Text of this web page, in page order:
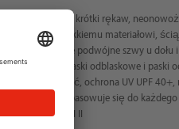
widoczności, krótki rękaw,
dzięki miękkiemu materiałowi,
wytrzymałe podwójne szwy u dołu
obwodowe paski odblaskowe i paski
widoczność, ochrona UV UPF 40+,
dopasowuje się do
ryzyka ŚOI II